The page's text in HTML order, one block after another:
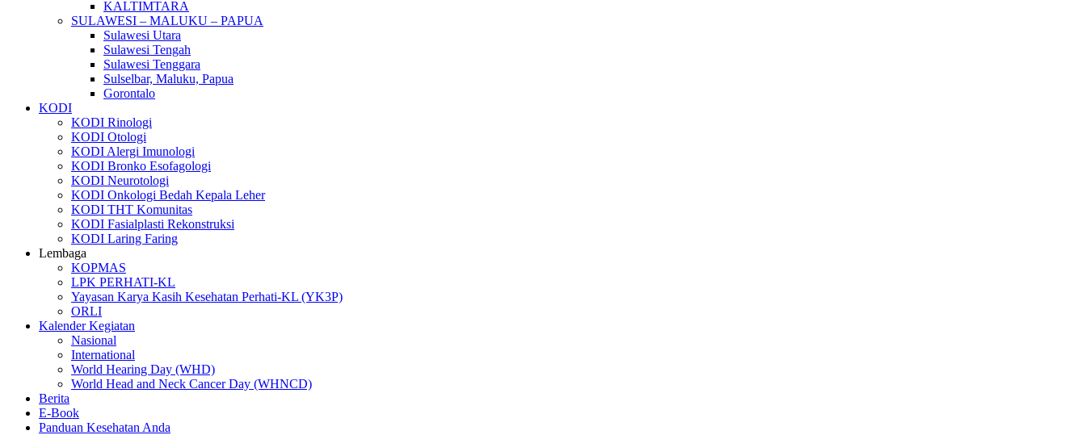
KALTIMTARA
SULAWESI – MALUKU – PAPUA
Sulawesi Utara
Sulawesi Tengah
Sulawesi Tenggara
Sulselbar, Maluku, Papua
Gorontalo
KODI
KODI Rinologi
KODI Otologi
KODI Alergi Imunologi
KODI Bronko Esofagologi
KODI Neurotologi
KODI Onkologi Bedah Kepala Leher
KODI THT Komunitas
KODI Fasialplasti Rekonstruksi
KODI Laring Faring
Lembaga
KOPMAS
LPK PERHATI-KL
Yayasan Karya Kasih Kesehatan Perhati-KL (YK3P)
ORLI
Kalender Kegiatan
Nasional
International
World Hearing Day (WHD)
World Head and Neck Cancer Day (WHNCD)
Berita
E-Book
Panduan Kesehatan Anda